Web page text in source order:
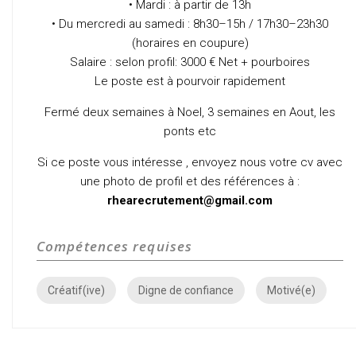
• Mardi : à partir de 13h
• Du mercredi au samedi : 8h30–15h / 17h30–23h30
(horaires en coupure)
Salaire : selon profil: 3000 € Net + pourboires
Le poste est à pourvoir rapidement
Fermé deux semaines à Noel, 3 semaines en Aout, les
ponts etc
Si ce poste vous intéresse , envoyez nous votre cv avec
une photo de profil et des références à :
rhearecrutement@gmail.com
Compétences requises
Créatif(ive) Digne de confiance Motivé(e)